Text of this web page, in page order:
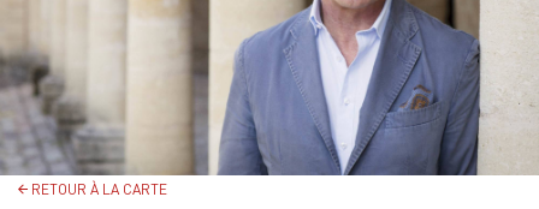
RETOUR À LA CARTE